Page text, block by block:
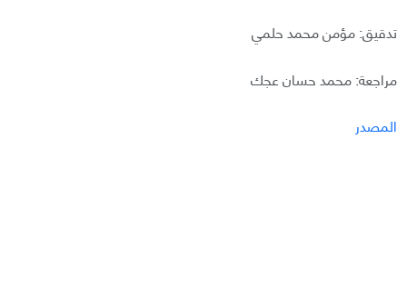
تدقيق: مؤمن محمد حلمي
مراجعة: محمد حسان عجك
المصدر